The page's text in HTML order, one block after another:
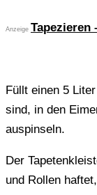
Anzeige Tapezieren
Füllt einen 5
sind, in den
auspinseln.
Der
und Rollen